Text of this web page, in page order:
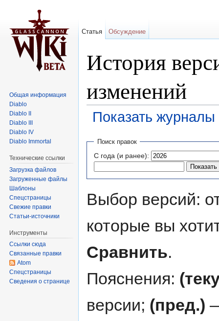
История
изменений
Показать
Поиск правок
С года (и ранее):
Выбор версий:
которые вы
Сравнить.
Пояснения:
версии; (пред.)
Статья Обсуждение
Общая информация
Diablo
Diablo II
Diablo III
Diablo IV
Diablo Immortal
Технические ссылки
Загрузка файлов
Загруженные файлы
Шаблоны
Спецстраницы
Свежие правки
Статьи-источники
Инструменты
Ссылки сюда
Связанные правки
Atom
Спецстраницы
Сведения о странице